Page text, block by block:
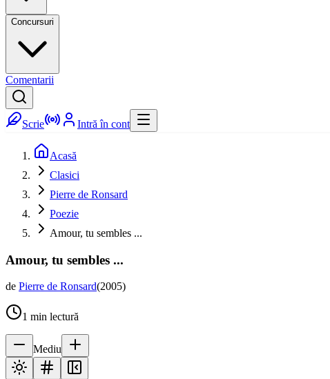
Concursuri
Comentarii
Scrie Intră în cont
Acasă
Clasici
Pierre de Ronsard
Poezie
Amour, tu sembles ...
Amour, tu sembles ...
de Pierre de Ronsard(2005)
1 min lectură
Mediu